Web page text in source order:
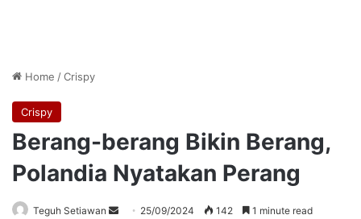
Home /Crispy
Crispy
Berang-berang Bikin Berang,
Polandia Nyatakan Perang
Teguh Setiawan
Send 25/09/2024 142 1 minute read